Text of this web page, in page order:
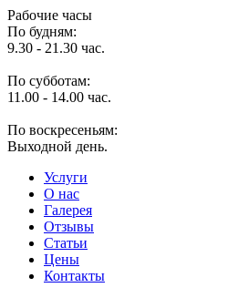
Рабочие часы
По будням:
9.30 - 21.30 час.
По субботам:
11.00 - 14.00 час.
По воскресеньям:
Выходной день.
Услуги
O нас
Галерея
Отзывы
Статьи
Цены
Контакты